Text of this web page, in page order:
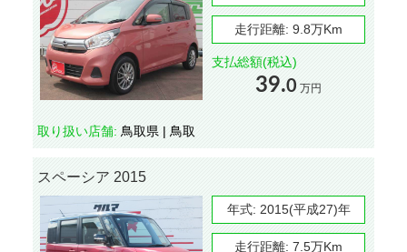
走行距離: 9.8万Km
支払総額(税込)
39.0 万円
取り扱い店舗: 鳥取県 | 鳥取
スペーシア 2015
年式: 2015(平成27)年
走行距離: 7.5万Km